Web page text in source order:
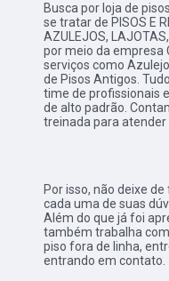
Busca por loja de
se tratar de PISOS E
AZULEJOS,
por meio da empresa
serviços como
de Pisos Antigos.
time de profissionais
de alto padrão.
treinada para atender
Por isso, não deixe
cada uma de suas
Além do que já foi
também trabalha
piso fora de linha,
entrando em contato.